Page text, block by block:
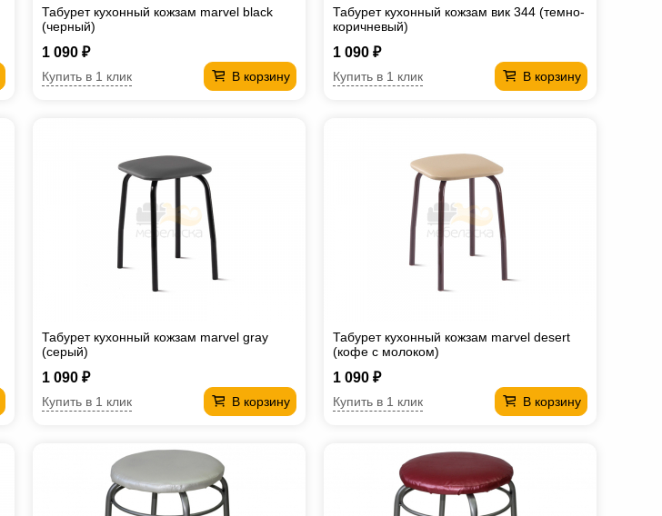
Табурет кухонный кожзам marvel black
(черный)
1 090 ₽
В корзину
Купить в 1 клик
Табурет кухонный кожзам вик 344 (темно-
коричневый)
1 090 ₽
В корзину
Купить в 1 клик
Табурет кухонный кожзам marvel gray
(серый)
1 090 ₽
В корзину
Купить в 1 клик
Табурет кухонный кожзам marvel desert
(кофе с молоком)
1 090 ₽
В корзину
Купить в 1 клик